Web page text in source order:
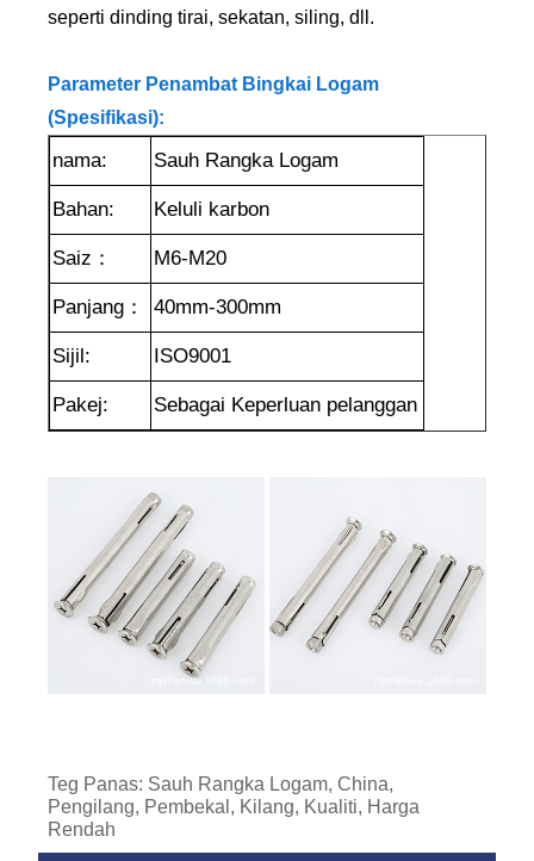
seperti dinding tirai, sekatan, siling, dll.
Parameter Penambat Bingkai Logam
(Spesifikasi):
nama: Sauh Rangka Logam
Bahan: Keluli karbon
Saiz： M6-M20
Panjang： 40mm-300mm
Sijil: ISO9001
Pakej: Sebagai Keperluan pelanggan
Teg Panas: Sauh Rangka Logam, China,
Pengilang, Pembekal, Kilang, Kualiti, Harga
Rendah